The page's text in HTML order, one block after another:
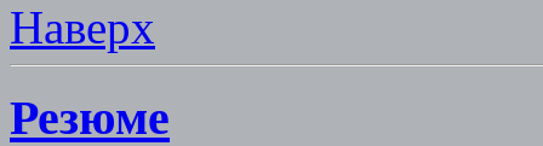
Наверх
Резюме